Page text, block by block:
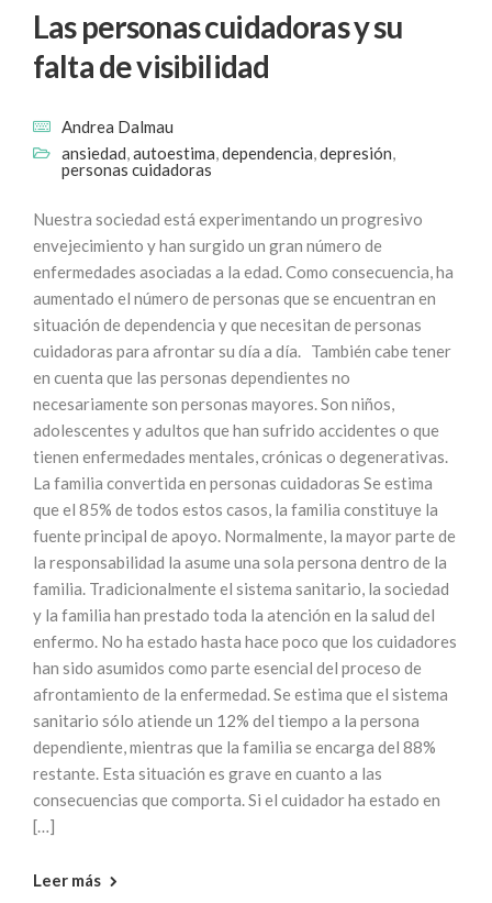
Las personas cuidadoras y su
falta de visibilidad
Andrea Dalmau
ansiedad,autoestima,dependencia,depresión,
personas cuidadoras
Nuestra sociedad está experimentando un progresivo
envejecimiento y han surgido un gran número de
enfermedades asociadas a la edad. Como consecuencia, ha
aumentado el número de personas que se encuentran en
situación de dependencia y que necesitan de personas
cuidadoras para afrontar su día a día. También cabe tener
en cuenta que las personas dependientes no
necesariamente son personas mayores. Son niños,
adolescentes y adultos que han sufrido accidentes o que
tienen enfermedades mentales, crónicas o degenerativas.
La familia convertida en personas cuidadoras Se estima
que el 85% de todos estos casos, la familia constituye la
fuente principal de apoyo. Normalmente, la mayor parte de
la responsabilidad la asume una sola persona dentro de la
familia. Tradicionalmente el sistema sanitario, la sociedad
y la familia han prestado toda la atención en la salud del
enfermo. No ha estado hasta hace poco que los cuidadores
han sido asumidos como parte esencial del proceso de
afrontamiento de la enfermedad. Se estima que el sistema
sanitario sólo atiende un 12% del tiempo a la persona
dependiente, mientras que la familia se encarga del 88%
restante. Esta situación es grave en cuanto a las
consecuencias que comporta. Si el cuidador ha estado en
[…]
Leer más